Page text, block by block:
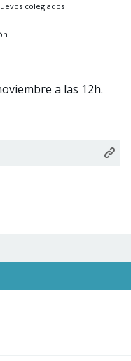
colegiados
a las 12h.